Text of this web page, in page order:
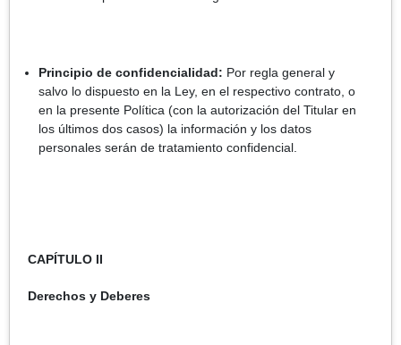
Principio de confidencialidad: Por regla general y
salvo lo dispuesto en la Ley, en el respectivo contrato, o
en la presente Política (con la autorización del Titular en
los últimos dos casos) la información y los datos
personales serán de tratamiento confidencial.
CAPÍTULO II
Derechos y Deberes